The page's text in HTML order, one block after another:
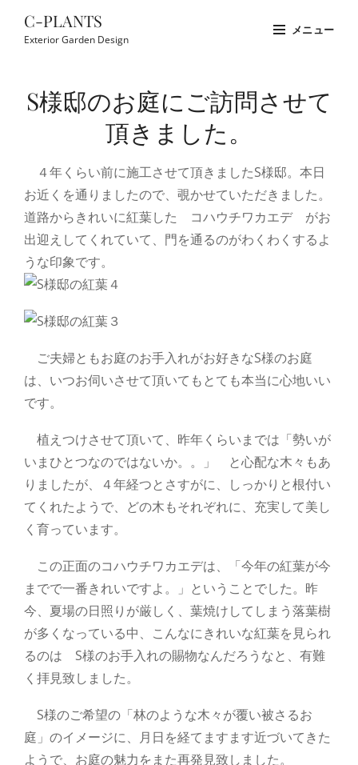
C-PLANTS
Exterior Garden Design
メニュー
OverlayS様邸のお庭にご訪問させて
頂きました。
４年くらい前に施工させて頂きましたS様邸。本日
お近くを通りましたので、覗かせていただきました。
道路からきれいに紅葉した コハウチワカエデ がお
出迎えしてくれていて、門を通るのがわくわくするよ
うな印象です。
ご夫婦ともお庭のお手入れがお好きなS様のお庭
は、いつお伺いさせて頂いてもとても本当に心地いい
です。
植えつけさせて頂いて、昨年くらいまでは「勢いが
いまひとつなのではないか。。」 と心配な木々もあ
りましたが、４年経つとさすがに、しっかりと根付い
てくれたようで、どの木もそれぞれに、充実して美し
く育っています。
この正面のコハウチワカエデは、「今年の紅葉が今
までで一番きれいですよ。」ということでした。昨
今、夏場の日照りが厳しく、葉焼けしてしまう落葉樹
が多くなっている中、こんなにきれいな紅葉を見られ
るのは S様のお手入れの賜物なんだろうなと、有難
く拝見致しました。
S様のご希望の「林のような木々が覆い被さるお
庭」のイメージに、月日を経てますます近づいてきた
ようで、お庭の魅力をまた再発見致しました。